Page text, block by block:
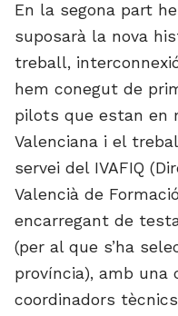
En la segona part
suposarà la nova
treball,
hem conegut de
pilots que estan en
Valenciana i el
servei del IVAFIQ
Valencià de
encarregant de
(per al que s’ha
província), amb una
coordinadors